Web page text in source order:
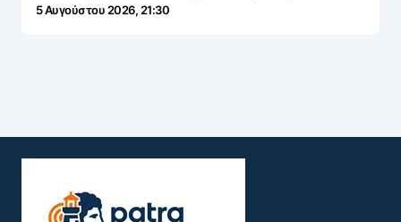
5 Αυγούστου 2026, 21:30